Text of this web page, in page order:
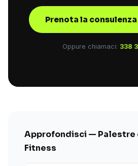
Prenota la
Oppure chiamaci: 338
Approfondisci — Palestre
Fitness